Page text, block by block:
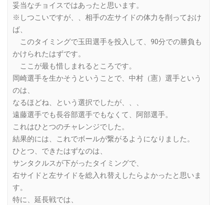
妥当なチョイスではあったと思います。
※しつこいですが、、相手の左サイドの体力を削っておけ
ば、
このタイミングで玉田選手を投入して、90分での勝負も
かけられたはずです。
ここが最も惜しまれるところです。
岡崎選手を生かそうということで、中村（憲）選手という
のは、
なるほどね、という選択でしたが、、、
遠藤選手でも長谷部選手でもなくて、阿部選手。
これはひとつのチャレンジでした。
結果的には、これでボールが繋がるようになりました。
ひとつ、できたはずなのは、
サンタクルスが下がったタイミングで、
右サイドと左サイドを総入れ替えしたらよかったと思いま
す。
特に、延長戦では、